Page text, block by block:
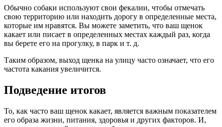
Обычно собаки используют свои фекалии, чтобы отмечать
свою территорию или находить дорогу в определенные места,
которые им нравятся. Вы можете заметить, что ваш щенок
какает или писает в определенных местах каждый раз, когда
вы берете его на прогулку, в парк и т. д.
Таким образом, выход щенка на улицу часто означает, что его
частота какания увеличится.
Подведение итогов
То, как часто ваш щенок какает, является важным показателем
его образа жизни, питания, здоровья и других факторов. И,